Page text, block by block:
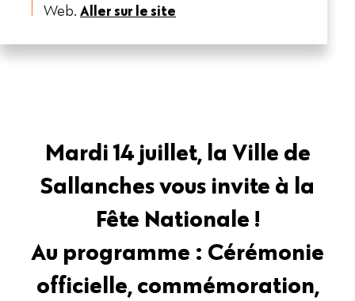
Web. Aller sur le site
Mardi 14 juillet, la Ville de
Sallanches vous invite à la
Fête Nationale !
Au programme : Cérémonie
officielle, commémoration,